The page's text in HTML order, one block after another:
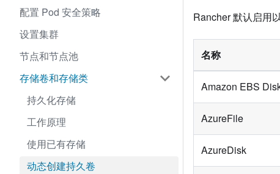
配置 Pod 安全策略
设置集群
节点和节点池
存储卷和存储类
持久化存储
工作原理
使用已有存储
动态创建持久卷
Rancher 默认启用
名称
Amazon EBS
AzureFile
AzureDisk